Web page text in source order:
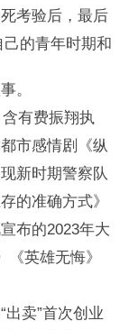
考验后，最后
己的青年时期和
。
有费振翔执
市感情剧《纵
新时期警察队
的准确方式》
布的2023年大
英雄无悔》
卖”首次创业